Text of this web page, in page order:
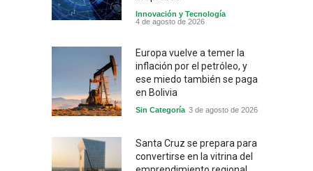
Innovación y Tecnología
4 de agosto de 2026
Europa vuelve a temer la
inflación por el petróleo, y
ese miedo también se paga
en Bolivia
Sin Categoría 3 de agosto de 2026
Santa Cruz se prepara para
convertirse en la vitrina del